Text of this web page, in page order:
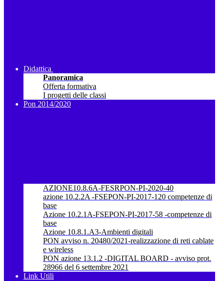
Didattica
Panoramica
Offerta formativa
I progetti delle classi
Pon 2014/2020
AZIONE10.8.6A-FESRPON-PI-2020-40
azione 10.2.2A -FSEPON-PI-2017-120 competenze di
base
Azione 10.2.1A-FSEPON-PI-2017-58 -competenze di
base
Azione 10.8.1.A3-Ambienti digitali
PON avviso n. 20480/2021-realizzazione di reti cablate
e wireless
PON azione 13.1.2 -DIGITAL BOARD - avviso prot.
28966 del 6 settembre 2021
Link Utili